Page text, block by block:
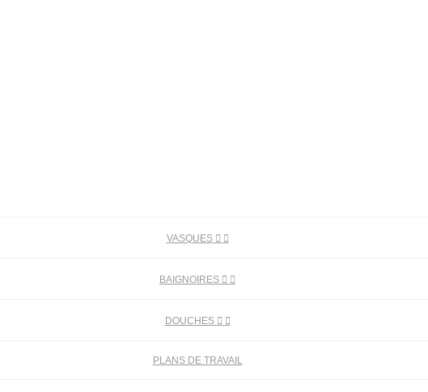
VASQUES  
BAIGNOIRES  
DOUCHES  
PLANS DE TRAVAIL